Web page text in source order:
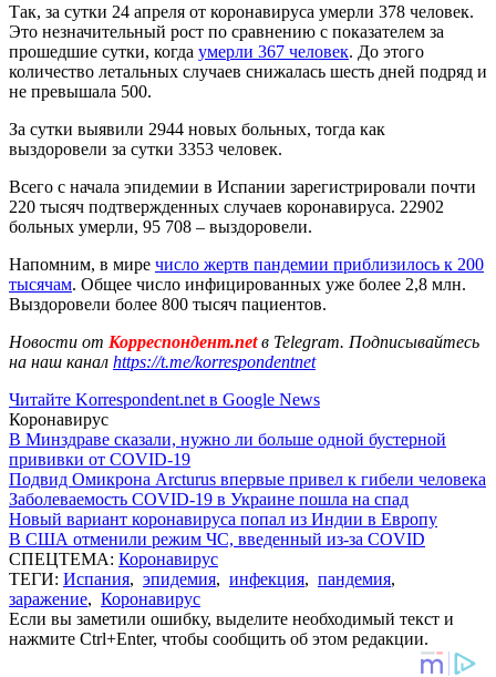
Так, за сутки 24 апреля от коронавируса умерли 378 человек.
Это незначительный рост по сравнению с показателем за
прошедшие сутки, когда умерли 367 человек. До этого
количество летальных случаев снижалась шесть дней подряд и
не превышала 500.
За сутки выявили 2944 новых больных, тогда как
выздоровели за сутки 3353 человек.
Всего с начала эпидемии в Испании зарегистрировали почти
220 тысяч подтвержденных случаев коронавируса. 22902
больных умерли, 95 708 – выздоровели.
Напомним, в мире число жертв пандемии приблизилось к 200
тысячам. Общее число инфицированных уже более 2,8 млн.
Выздоровели более 800 тысяч пациентов.
Новости от Корреспондент.netв Telegram. Подписывайтесь
на наш канал https://t.me/korrespondentnet
Читайте Korrespondent.net в Google News
Коронавирус
В Минздраве сказали, нужно ли больше одной бустерной
прививки от COVID-19
Подвид Омикрона Arcturus впервые привел к гибели человека
Заболеваемость COVID-19 в Украине пошла на спад
Новый вариант коронавируса попал из Индии в Европу
В США отменили режим ЧС, введенный из-за COVID
СПЕЦТЕМА: Коронавирус
ТЕГИ: Испания, эпидемия, инфекция, пандемия,
заражение, Коронавирус
Если вы заметили ошибку, выделите необходимый текст и
нажмите Ctrl+Enter, чтобы сообщить об этом редакции.